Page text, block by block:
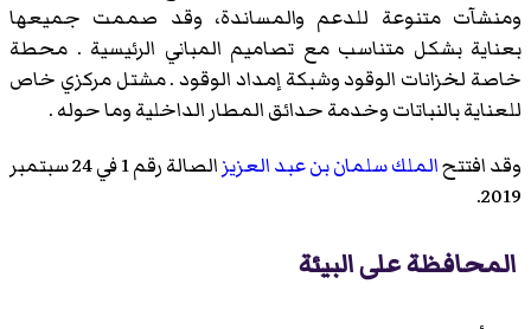
ومنشآت متنوعة للدعم والمساندة، وقد صممت جميعها
بعناية بشكل متناسب مع تصاميم المباني الرئيسية . محطة
خاصة لخزانات الوقود وشبكة إمداد الوقود . مشتل مركزي خاص
للعناية بالنباتات وخدمة حدائق المطار الداخلية وما حوله .
وقد افتتحالملك سلمان بن عبد العزيز
الصالة رقم 1 في 24 سبتمبر
2019.
المحافظة على البيئة